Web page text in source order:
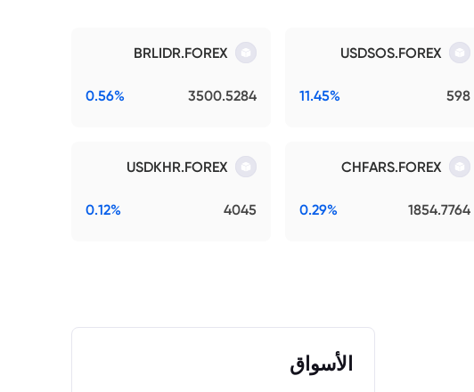
USDSOS.FOREX
598
11.45%
BRLIDR.FOREX
3500.5284
0.56%
CHFARS.FOREX
1854.7764
0.29%
USDKHR.FOREX
4045
0.12%
الأسواق